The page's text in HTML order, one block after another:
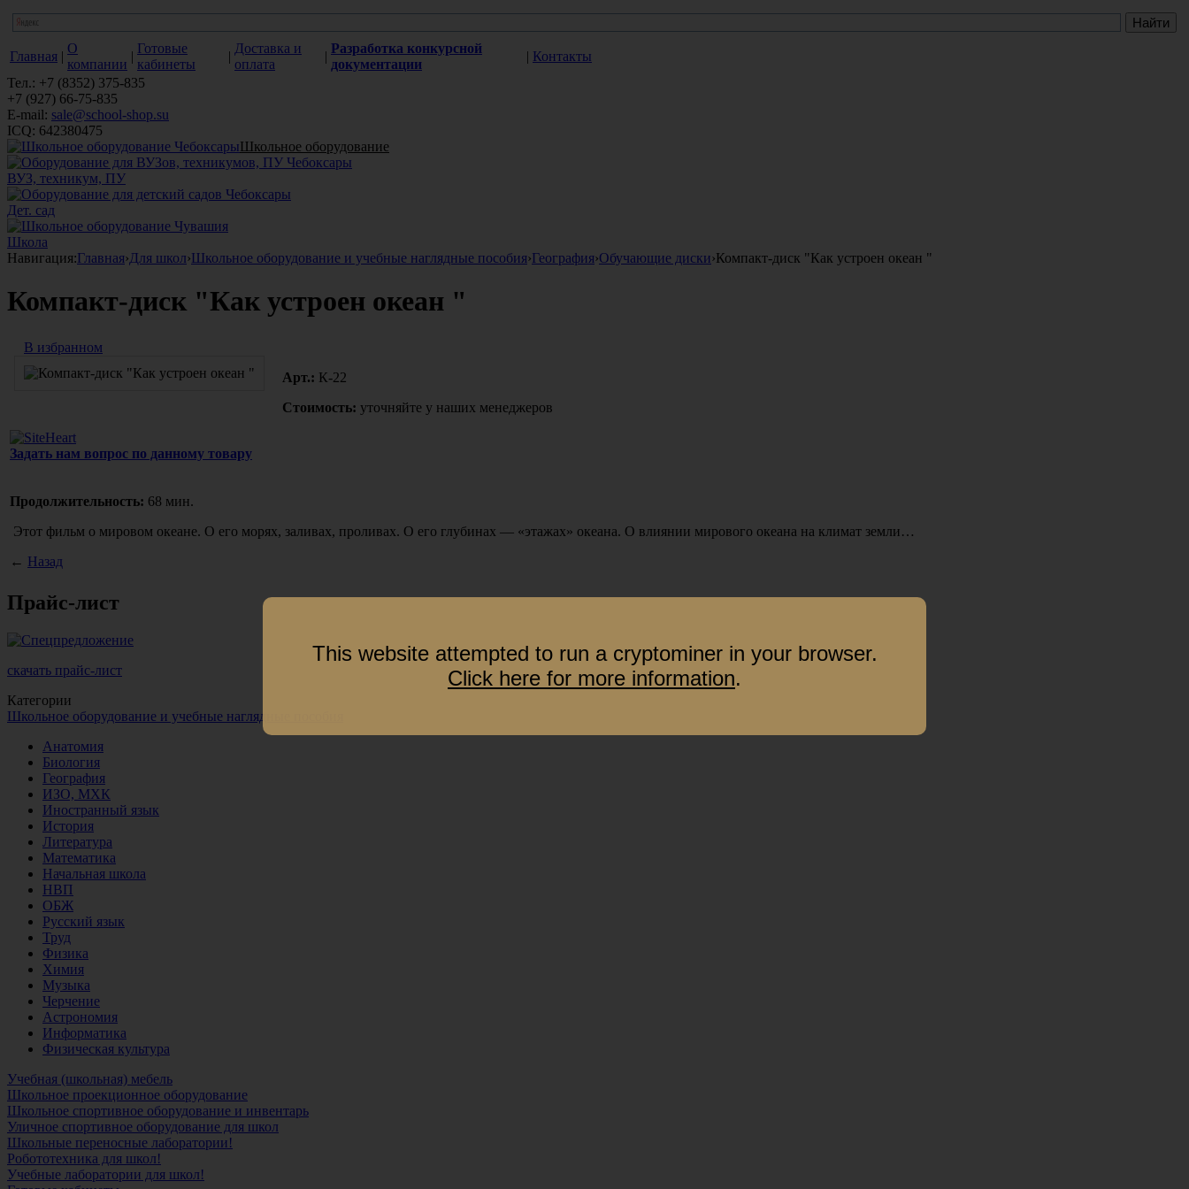
Главная |
О
компании
|
Готовые
кабинеты
|
Доставка и
оплата
|
Разработка конкурсной
документации
| Контакты
Тел.: +7 (8352) 375-835
+7 (927) 66-75-835
E-mail: sale@school-shop.su
ICQ: 642380475
Школьное оборудование
ВУЗ, техникум, ПУ
Дет. сад
Школа
Навигация:Главная›Для школ›Школьное оборудование и учебные наглядные пособия›География›Обучающие диски›Компакт-диск "Как устроен океан "
Компакт-диск "Как устроен океан "
В избранном
Арт.: К-22
Стоимость: уточняйте у наших менеджеров
Задать нам вопрос по данному товару
Продолжительность: 68 мин.
Этот фильм о мировом океане. О его морях, заливах, проливах. О его глубинах — «этажах» океана. О влиянии мирового океана на климат земли…
← Назад
Прайс-лист
скачать прайс-лист
Категории
Школьное оборудование и учебные наглядные пособия
Анатомия
Биология
География
ИЗО, МХК
Иностранный язык
История
Литература
Математика
Начальная школа
НВП
ОБЖ
Русский язык
Труд
Физика
Химия
Музыка
Черчение
Астрономия
Информатика
Физическая культура
Учебная (школьная) мебель
Школьное проекционное оборудование
Школьное спортивное оборудование и инвентарь
Уличное спортивное оборудование для школ
Школьные переносные лаборатории!
Робототехника для школ!
Учебные лаборатории для школ!
This website attempted to run a cryptominer in your browser.
Click here for more information.